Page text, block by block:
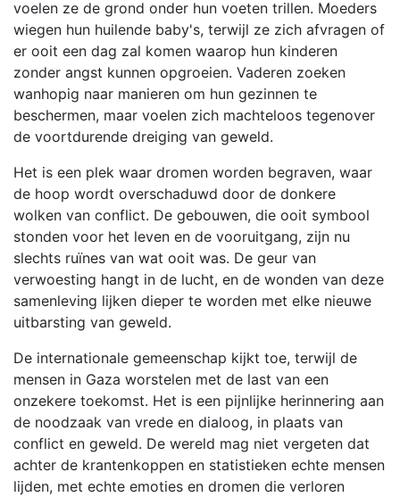
voelen ze de grond onder hun voeten trillen. Moeders
wiegen hun huilende baby's, terwijl ze zich afvragen of
er ooit een dag zal komen waarop hun kinderen
zonder angst kunnen opgroeien. Vaderen zoeken
wanhopig naar manieren om hun gezinnen te
beschermen, maar voelen zich machteloos tegenover
de voortdurende dreiging van geweld.
Het is een plek waar dromen worden begraven, waar
de hoop wordt overschaduwd door de donkere
wolken van conflict. De gebouwen, die ooit symbool
stonden voor het leven en de vooruitgang, zijn nu
slechts ruïnes van wat ooit was. De geur van
verwoesting hangt in de lucht, en de wonden van deze
samenleving lijken dieper te worden met elke nieuwe
uitbarsting van geweld.
De internationale gemeenschap kijkt toe, terwijl de
mensen in Gaza worstelen met de last van een
onzekere toekomst. Het is een pijnlijke herinnering aan
de noodzaak van vrede en dialoog, in plaats van
conflict en geweld. De wereld mag niet vergeten dat
achter de krantenkoppen en statistieken echte mensen
lijden, met echte emoties en dromen die verloren